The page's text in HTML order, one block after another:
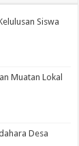
Siswa
Muatan Lokal
Desa